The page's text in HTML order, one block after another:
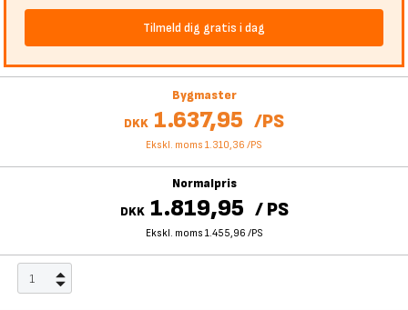
Tilmeld dig gratis i dag
Bygmaster
DKK 1.637,95 /PS
Ekskl. moms 1.310,36 /PS
Normalpris
DKK 1.819,95 / PS
Ekskl. moms 1.455,96 /PS